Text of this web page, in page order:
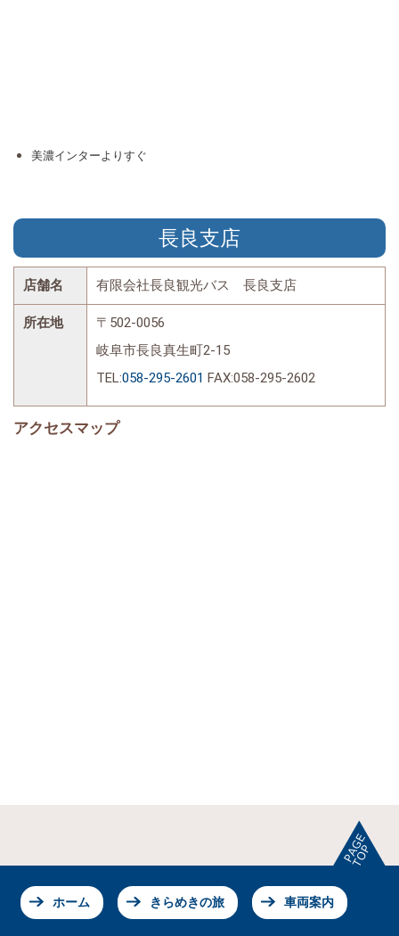
美濃インターよりすぐ
長良支店
店舗名 有限会社長良観光バス 長良支店
所在地
〒502-0056
岐阜市長良真生町2-15
TEL:058-295-2601 FAX:058-295-2602
アクセスマップ
ホーム きらめきの旅 車両案内